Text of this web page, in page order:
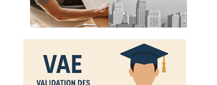
des procédures administratives
des consommateurs dans l’Union européenne
: un e-marché libre et sécurisé
sur le commerce électronique de l’Union européenne
pour la création d’un marché unique numérique